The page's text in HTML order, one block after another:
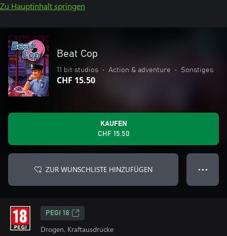
Zu Hauptinhalt springen
Beat Cop
11 bit studios • Action & adventure • Sonstiges
CHF 15.50
KAUFEN
CHF 15.50
ZUR WUNSCHLISTE HINZUFÜGEN ● ● ●
PEGI 18
Drogen, Kraftausdrücke